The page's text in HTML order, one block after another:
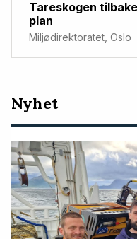
Tareskogen
plan
Miljødirektoratet, Oslo
Nyeste
artikler
Nyhet